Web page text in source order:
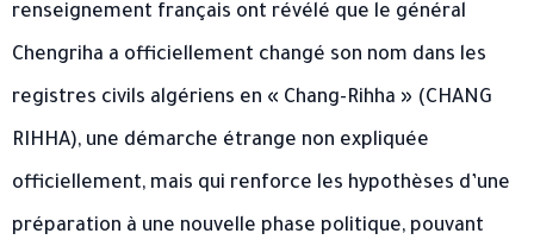
renseignement français ont révélé que le général
Chengriha a officiellement changé son nom dans les
registres civils algériens en « Chang-Rihha » (CHANG
RIHHA), une démarche étrange non expliquée
officiellement, mais qui renforce les hypothèses d’une
préparation à une nouvelle phase politique, pouvant